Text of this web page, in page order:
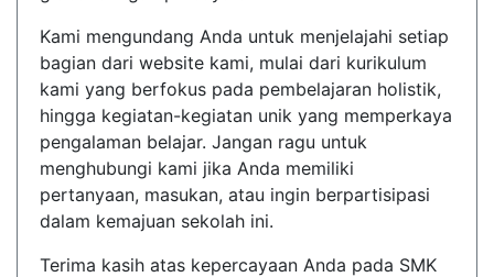
Kami mengundang Anda untuk menjelajahi setiap
bagian dari website kami, mulai dari kurikulum
kami yang berfokus pada pembelajaran holistik,
hingga kegiatan-kegiatan unik yang memperkaya
pengalaman belajar. Jangan ragu untuk
menghubungi kami jika Anda memiliki
pertanyaan, masukan, atau ingin berpartisipasi
dalam kemajuan sekolah ini.
Terima kasih atas kepercayaan Anda pada SMK